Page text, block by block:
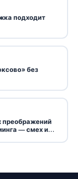
подходит
без
преображений
— смех и